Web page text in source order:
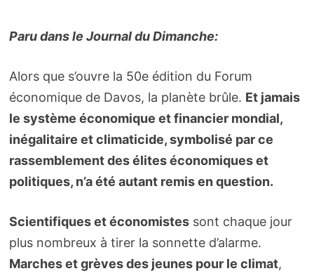
Paru dans le Journal du Dimanche:
Alors que s’ouvre la 50e édition du Forum
économique de Davos, la planète brûle. Et jamais
le système économique et financier mondial,
inégalitaire et climaticide, symbolisé par ce
rassemblement des élites économiques et
politiques, n’a été autant remis en question.
Scientifiques et économistessont chaque jour
plus nombreux à tirer la sonnette d’alarme.
Marches et grèves des jeunes pour le climat,